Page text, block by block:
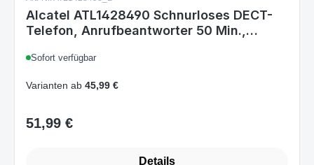
Alcatel ATL1428490 Schnurloses DECT-
Telefon, Anrufbeantworter 50 Min.,
Hochauflösendes Farbdisplay,
Freisprechfunktion, Anrufsperre, VIP-
Sofort verfügbar
Varianten ab 45,99 €
Regulärer Preis:
51,99 €
Details